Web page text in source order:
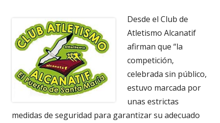
Desde el Club de
Atletismo Alcanatif
afirman que “la
competición,
celebrada sin público,
estuvo marcada por
unas estrictas
medidas de seguridad para garantizar su adecuado